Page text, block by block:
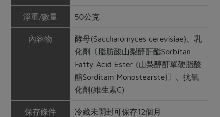
淨重/數量 50公克
內容物
酵母(Saccharomyces cerevisiae)、乳
化劑〔脂肪酸山梨醇酐酯Sorbitan
Fatty Acid Ester (山梨醇酐單硬脂酸
酯Sorditam Monostearste)〕、抗氧
化劑(維生素C)
保存條件 冷藏未開封可保存12個月